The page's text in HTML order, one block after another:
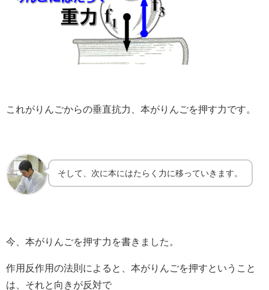
これがりんごからの垂直抗力、本がりんごを押す力です。
そして、次に本にはたらく力に移っていきます。
今、本がりんごを押す力を書きました。
作用反作用の法則によると、本がりんごを押すということ
は、それと向きが反対で